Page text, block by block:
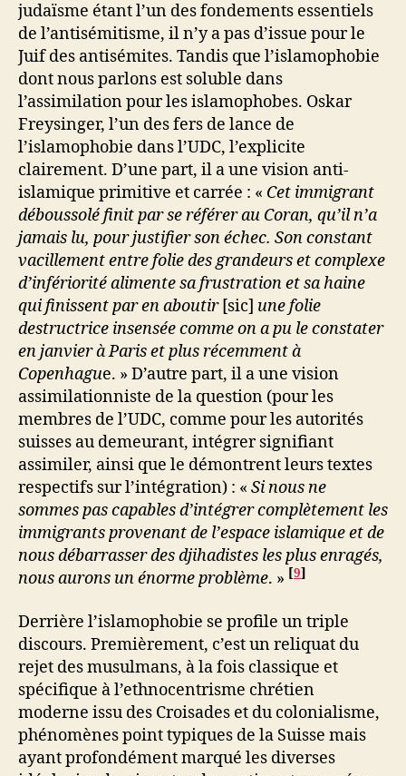
judaïsme étant l’un des fondements essentiels
de l’antisémitisme, il n’y a pas d’issue pour le
Juif des antisémites. Tandis que l’islamophobie
dont nous parlons est soluble dans
l’assimilation pour les islamophobes. Oskar
Freysinger, l’un des fers de lance de
l’islamophobie dans l’UDC, l’explicite
clairement. D’une part, il a une vision anti-
islamique primitive et carrée : « Cet immigrant
déboussolé finit par se référer au Coran, qu’il n’a
jamais lu, pour justifier son échec. Son constant
vacillement entre folie des grandeurs et complexe
d’infériorité alimente sa frustration et sa haine
qui finissent par en aboutir[sic] une folie
destructrice insensée comme on a pu le constater
en janvier à Paris et plus récemment à
Copenhague. » D’autre part, il a une vision
assimilationniste de la question (pour les
membres de l’UDC, comme pour les autorités
suisses au demeurant, intégrer signifiant
assimiler, ainsi que le démontrent leurs textes
respectifs sur l’intégration) : « Si nous ne
sommes pas capables d’intégrer complètement les
immigrants provenant de l’espace islamique et de
nous débarrasser des djihadistes les plus enragés,
nous aurons un énorme problème. » [9]
Derrière l’islamophobie se profile un triple
discours. Premièrement, c’est un reliquat du
rejet des musulmans, à la fois classique et
spécifique à l’ethnocentrisme chrétien
moderne issu des Croisades et du colonialisme,
phénomènes point typiques de la Suisse mais
ayant profondément marqué les diverses